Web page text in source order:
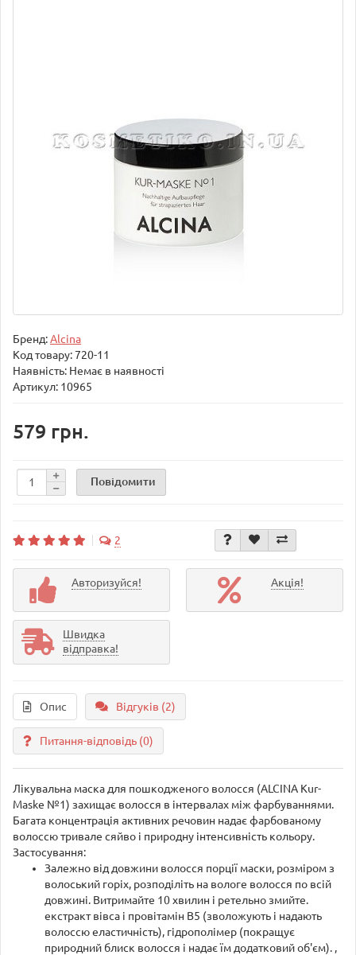
Бренд:Alcina
Код товару:720-11
Наявність: Немає в наявності
Артикул: 10965
579 грн.
Повідомити
2
Авторизуйся! Акція!
Швидка
відправка!
Опис Відгуків (2)
Питання-відповідь (0)
Лікувальна маска для пошкодженого волосся (ALCINA Kur-
Maske №1) захищає волосся в інтервалах між фарбуваннями.
Багата концентрація активних речовин надає фарбованому
волоссю тривале сяйво і природну інтенсивність кольору.
Застосування:
Залежно від довжини волосся порції маски, розміром з
волоський горіх, розподіліть на вологе волосся по всій
довжині. Витримайте 10 хвилин і ретельно змийте.
екстракт вівса і провітамін В5 (зволожують і надають
волоссю еластичність), гідрополімер (покращує
природний блиск волосся і надає їм додатковий об'єм). ,